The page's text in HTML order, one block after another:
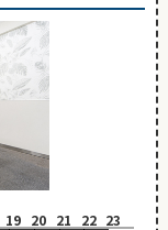
19 20 21 22 23